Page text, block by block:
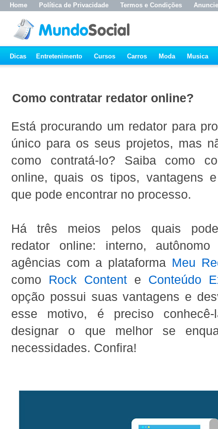
Home Política de Privacidade Termos e Condições Anuncie
Dicas Entretenimento Cursos Carros Moda Musica
Como contratar redator online?
Está procurando um redator para
único para os seus projetos, mas
como contratá-lo? Saiba como
online, quais os tipos, vantagens
que pode encontrar no processo.
Há três meios pelos quais
redator online: interno,
agências com a plataforma Meu
como Rock Content e Conteúdo
opção possui suas vantagens e
esse motivo, é preciso
designar o que melhor se
necessidades. Confira!